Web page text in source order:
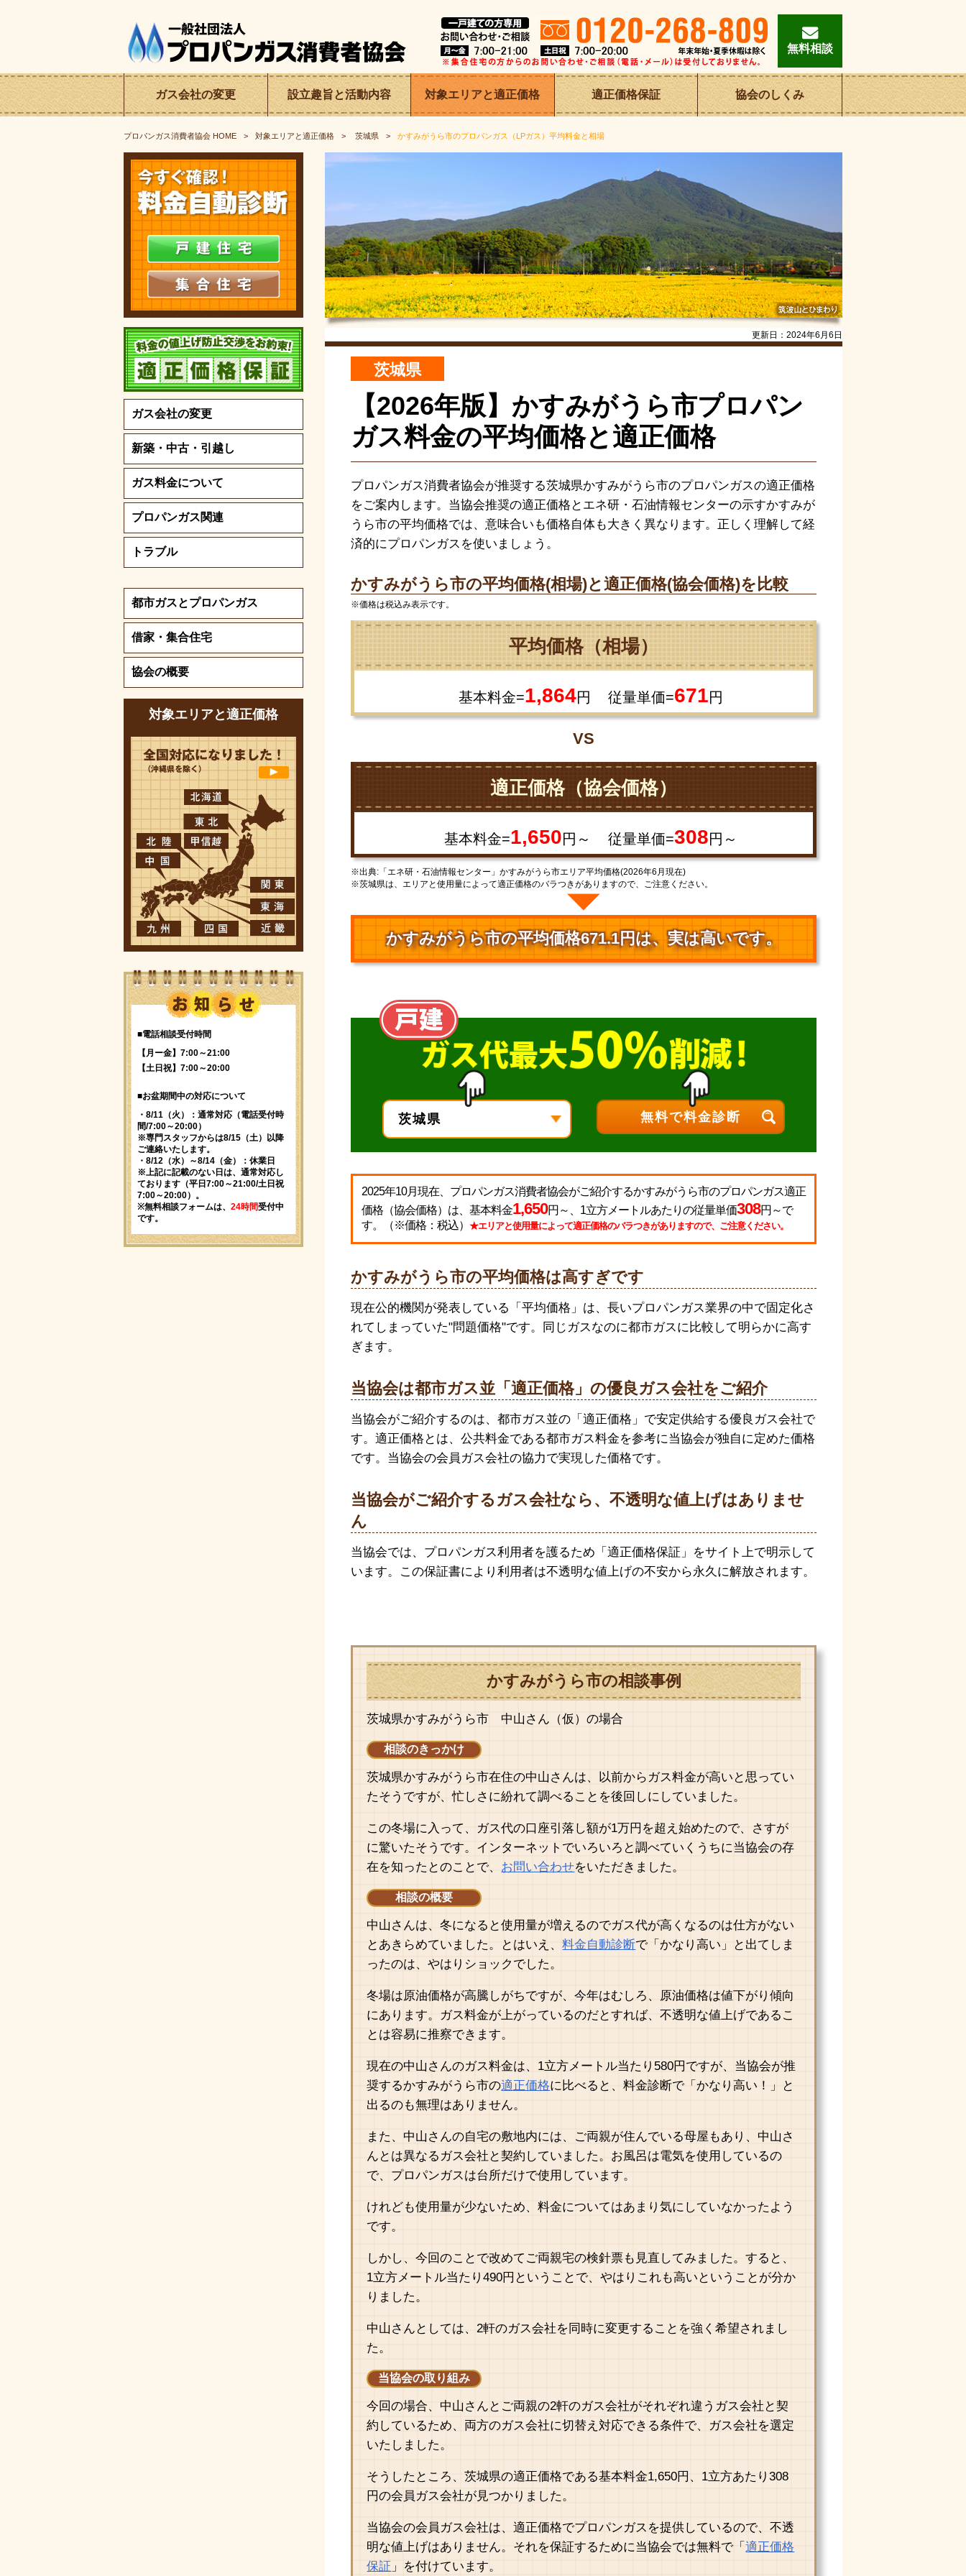
無料相談
ガス会社の変更 設立趣旨と活動内容 対象エリアと適正価格 適正価格保証 協会のしくみ
プロパンガス消費者協会 HOME 対象エリアと適正価格 茨城県 かすみがうら市のプロパンガス（LPガス）平均料金と相場
ガス会社の変更
新築・中古・引越し
ガス料金について
プロパンガス関連
トラブル
都市ガスとプロパンガス
借家・集合住宅
協会の概要
対象エリアと適正価格
■電話相談受付時間
【月ー金】7:00～21:00
【土日祝】7:00～20:00
■お盆期間中の対応について
・8/11（火）：通常対応（電話受付時
間/7:00～20:00）
※専門スタッフからは8/15（土）以降
ご連絡いたします。
・8/12（水）～8/14（金）：休業日
※上記に記載のない日は、通常対応し
ております（平日7:00～21:00/土日祝
7:00～20:00）。
※無料相談フォームは、 24時間受付中
です。
更新日： 2024年6月6日
茨城県
【2026年版】かすみがうら市プロパン
ガス料金の平均価格と適正価格
プロパンガス消費者協会が推奨する茨城県かすみがうら市のプロパンガスの適正価格
をご案内します。当協会推奨の適正価格とエネ研・石油情報センターの示すかすみが
うら市の平均価格では、意味合いも価格自体も大きく異なります。正しく理解して経
済的にプロパンガスを使いましょう。
かすみがうら市の平均価格(相場)と適正価格(協会価格)を比較
※価格は税込み表示です。
平均価格（相場）
基本料金=1,864円 従量単価=671円
VS
適正価格（協会価格）
基本料金=1,650円～ 従量単価=308円～
※出典:「エネ研・石油情報センター」かすみがうら市エリア平均価格(2026年6月現在)
※茨城県は、エリアと使用量によって適正価格のバラつきがありますので、ご注意ください。
かすみがうら市の平均価格671.1円は、実は高いです。
2025年10月現在、プロパンガス消費者協会がご紹介するかすみがうら市のプロパンガス適正
価格（協会価格）は、基本料金1,650円～、1立方メートルあたりの従量単価308円～で
す。（※価格：税込） ★エリアと使用量によって適正価格のバラつきがありますので、ご注意ください。
かすみがうら市の平均価格は高すぎです
現在公的機関が発表している「平均価格」は、長いプロパンガス業界の中で固定化さ
れてしまっていた"問題価格"です。同じガスなのに都市ガスに比較して明らかに高す
ぎます。
当協会は都市ガス並「適正価格」の優良ガス会社をご紹介
当協会がご紹介するのは、都市ガス並の「適正価格」で安定供給する優良ガス会社で
す。適正価格とは、公共料金である都市ガス料金を参考に当協会が独自に定めた価格
です。当協会の会員ガス会社の協力で実現した価格です。
当協会がご紹介するガス会社なら、不透明な値上げはありませ
ん
当協会では、プロパンガス利用者を護るため「適正価格保証」をサイト上で明示して
います。この保証書により利用者は不透明な値上げの不安から永久に解放されます。
かすみがうら市の相談事例
茨城県かすみがうら市 中山さん（仮）の場合
相談のきっかけ
茨城県かすみがうら市在住の中山さんは、以前からガス料金が高いと思ってい
たそうですが、忙しさに紛れて調べることを後回しにしていました。
この冬場に入って、ガス代の口座引落し額が1万円を超え始めたので、さすが
に驚いたそうです。インターネットでいろいろと調べていくうちに当協会の存
在を知ったとのことで、 お問い合わせをいただきました。
相談の概要
中山さんは、冬になると使用量が増えるのでガス代が高くなるのは仕方がない
とあきらめていました。とはいえ、料金自動診断で「かなり高い」と出てしま
ったのは、やはりショックでした。
冬場は原油価格が高騰しがちですが、今年はむしろ、原油価格は値下がり傾向
にあります。ガス料金が上がっているのだとすれば、不透明な値上げであるこ
とは容易に推察できます。
現在の中山さんのガス料金は、1立方メートル当たり580円ですが、当協会が推
奨するかすみがうら市の適正価格に比べると、料金診断で「かなり高い！」と
出るのも無理はありません。
また、中山さんの自宅の敷地内には、ご両親が住んでいる母屋もあり、中山さ
んとは異なるガス会社と契約していました。お風呂は電気を使用しているの
で、プロパンガスは台所だけで使用しています。
けれども使用量が少ないため、料金についてはあまり気にしていなかったよう
です。
しかし、今回のことで改めてご両親宅の検針票も見直してみました。すると、
1立方メートル当たり490円ということで、やはりこれも高いということが分か
りました。
中山さんとしては、2軒のガス会社を同時に変更することを強く希望されまし
た。
当協会の取り組み
今回の場合、中山さんとご両親の2軒のガス会社がそれぞれ違うガス会社と契
約しているため、両方のガス会社に切替え対応できる条件で、ガス会社を選定
いたしました。
そうしたところ、茨城県の適正価格である基本料金1,650円、1立方あたり308
円の会員ガス会社が見つかりました。
当協会の会員ガス会社は、適正価格でプロパンガスを提供しているので、不透
明な値上げはありません。それを保証するために当協会では無料で「適正価格
保証 」を付けています。